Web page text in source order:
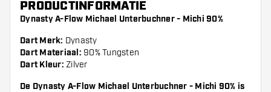
PRODUCTINFORMATIE
Dynasty A-Flow Michael Unterbuchner - Michi 90%
Dart Merk: Dynasty
Dart Materiaal: 90% Tungsten
Dart Kleur: Zilver
De Dynasty A-Flow Michael Unterbuchner - Michi 90% is